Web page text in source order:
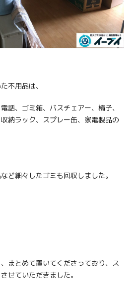
不用品は、
話、ゴミ箱、バスチェアー、椅子、
納ラック、スプレー缶、家電製品の
ど細々したゴミも回収しました。
まとめて置いてくださっており、ス
せていただきました。